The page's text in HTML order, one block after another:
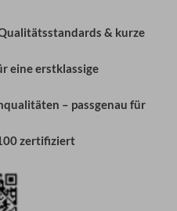
& kurze
eine erstklassige
– passgenau für
zertifiziert